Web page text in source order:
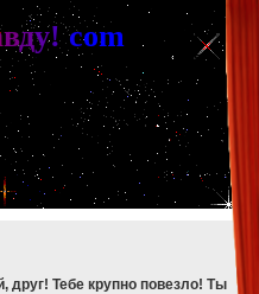
db/driver/mysqli.php
db/driver/mysqli.php 329
db/driver/mysqli.php on line 265
db/driver/mysqli.php on line329
db/driver/mysqli.php on line 265
db/driver/mysqli.php on line329:
db/driver/mysqli.php on line 265
db/driver/mysqli.php
вду! com
друг! Тебе крупно повезло! Ты